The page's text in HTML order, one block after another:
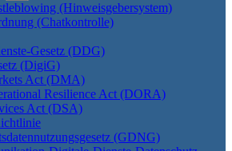
(Hinweisgebersystem)
(Chatkontrolle)
Gesetz (DDG)
(DigiG)
Act (DMA)
Resilience Act (DORA)
Act (DSA)
(GDNG)